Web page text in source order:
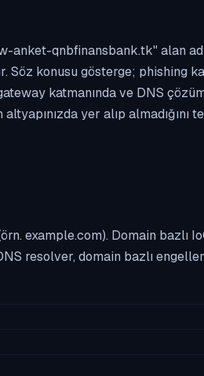
anket-qnbfinansbank.tk" alan
Söz konusu gösterge; phishing
katmanında ve DNS
yer alıp
example.com). Domain bazlı
resolver, domain bazlı